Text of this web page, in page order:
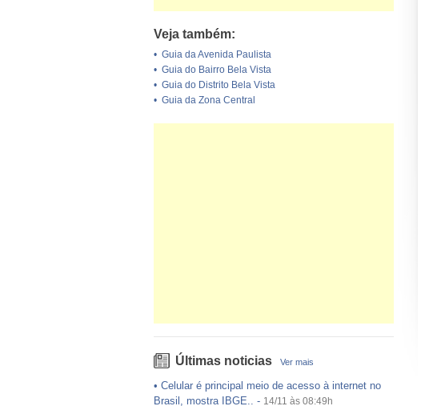
Veja também:
• Guia da Avenida Paulista
• Guia do Bairro Bela Vista
• Guia do Distrito Bela Vista
• Guia da Zona Central
Últimas noticias Ver mais
• Celular é principal meio de acesso à internet no
Brasil, mostra IBGE.. - 14/11 às 08:49h